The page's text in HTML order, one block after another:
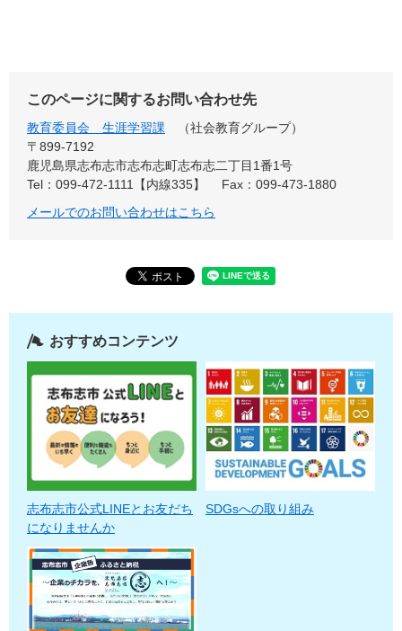
このページに関するお問い合わせ先
教育委員会 生涯学習課
社会教育グループ
〒899-7192
鹿児島県志布志市志布志町志布志二丁目1番1号
Tel：099-472-1111【内線335】
Fax：099-473-1880
メールでのお問い合わせはこちら
おすすめコンテンツ
志布志市公式LINEとお友だち
になりませんか
SDGsへの取り組み